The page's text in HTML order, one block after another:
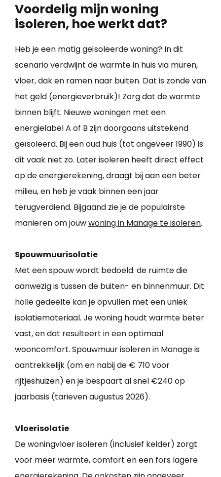
Voordelig mijn woning
isoleren, hoe werkt dat?
Heb je een matig geïsoleerde woning? In dit
scenario verdwijnt de warmte in huis via muren,
vloer, dak en ramen naar buiten. Dat is zonde van
het geld (energieverbruik)! Zorg dat de warmte
binnen blijft. Nieuwe woningen met een
energielabel A of B zijn doorgaans uitstekend
geïsoleerd. Bij een oud huis (tot ongeveer 1990) is
dit vaak niet zo. Later isoleren heeft direct effect
op de energierekening, draagt bij aan een beter
milieu, en heb je vaak binnen een jaar
terugverdiend. Bijgaand zie je de populairste
manieren om jouwwoning in Manage te isoleren.
Spouwmuurisolatie
Met een spouw wordt bedoeld: de ruimte die
aanwezig is tussen de buiten- en binnenmuur. Dit
holle gedeelte kan je opvullen met een uniek
isolatiemateriaal. Je woning houdt warmte beter
vast, en dat resulteert in een optimaal
wooncomfort. Spouwmuur isoleren in Manage is
aantrekkelijk (om en nabij de € 710 voor
rijtjeshuizen) en je bespaart al snel €240 op
jaarbasis (tarieven augustus 2026).
Vloerisolatie
De woningvloer isoleren (inclusief kelder) zorgt
voor meer warmte, comfort en een fors lagere